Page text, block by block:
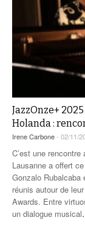
JazzOnze+
Holanda :
Irene Carbone- 02/11/
C’est une
Lausanne a offert
Gonzalo Rubalcaba
réunis autour de
Awards. Entre
un dialogue musical